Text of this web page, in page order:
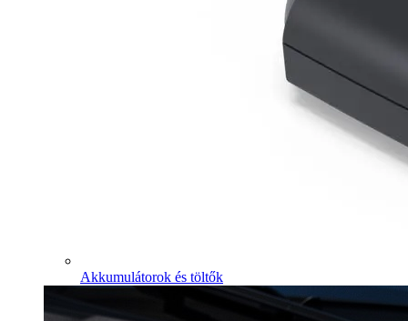
Akkumulátorok és töltők